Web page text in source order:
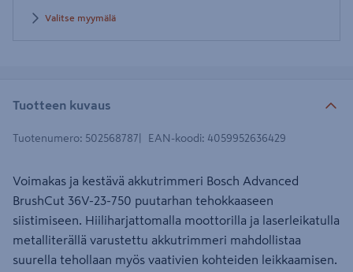
Valitse myymälä
Tuotteen kuvaus
Tuotenumero: 502568787 EAN-koodi: 4059952636429
Voimakas ja kestävä akkutrimmeri Bosch Advanced
BrushCut 36V-23-750 puutarhan tehokkaaseen
siistimiseen. Hiiliharjattomalla moottorilla ja laserleikatulla
metalliterällä varustettu akkutrimmeri mahdollistaa
suurella tehollaan myös vaativien kohteiden leikkaamisen.